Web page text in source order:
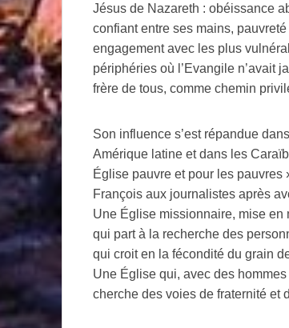
Jésus de Nazareth : obéissance
confiant entre ses mains,
engagement avec les plus
périphéries où l’Evangile n’avait
frère de tous, comme chemin
Son influence s’est répandue
Amérique latine et dans les
Église pauvre et pour les pauvres
François aux journalistes après
Une Église missionnaire, mise en
qui part à la recherche des
qui croit en la fécondité du grain
Une Église qui, avec des
cherche des voies de fraternité et